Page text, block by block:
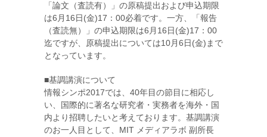
「論文（査読有）」の原稿提出および申込期限
は6月16日(金)17：00必着です。一方、「報告
（査読無）」の申込期限は6月16日(金)17：00
迄ですが、原稿提出については10月6日(金)まで
となっています。
■基調講演について
情報シンポ2017では、40年目の節目に相応し
い、国際的に著名な研究者・実務者を海外・国
内より招聘したいと考えております。基調講演
のお一人目として、MIT メディアラボ 副所長